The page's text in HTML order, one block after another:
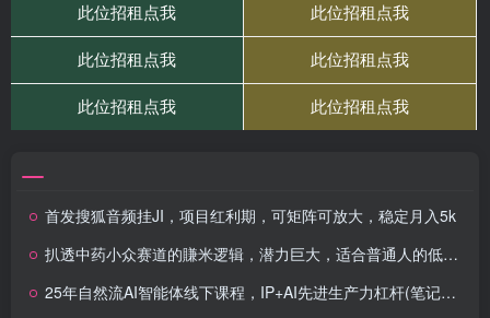
首发搜狐音频挂JI，项目红利期，可矩阵可放大，稳定月入5k
扒透中药小众赛道的賺米逻辑，潜力巨大，适合普通人的低门槛副业
25年自然流AI智能体线下课程，IP+AI先进生产力杠杆(笔记+课件+录音)